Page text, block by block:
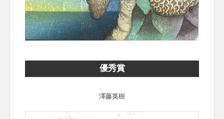
優秀賞
澤藤英樹